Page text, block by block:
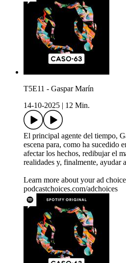
T5E11 - Gaspar Marín
14-10-2025
12 Min.
El principal agente del tiempo,
escena para, como ha sucedido
afectar los hechos, redibujar el
realidades y, finalmente, ayudar
Learn more about your ad
podcastchoices.com/adchoices